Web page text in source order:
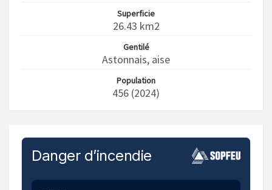
Superficie
26.43 km2
Gentilé
Astonnais, aise
Population
456 (2024)
Danger d’incendie